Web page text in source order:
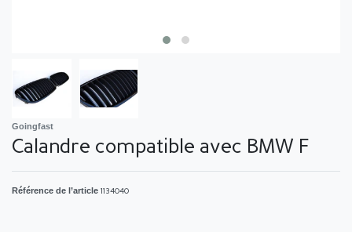
Goingfast
Calandre compatible avec BMW F
Référence de l’article 1134040